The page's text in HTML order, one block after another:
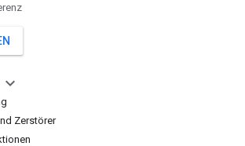
Zerstörer